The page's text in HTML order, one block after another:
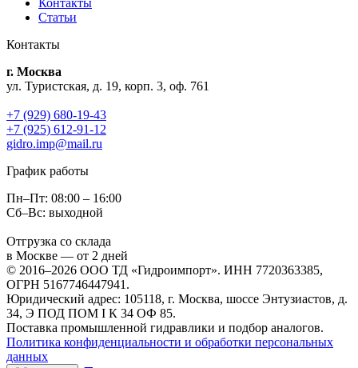
Контакты
Статьи
Контакты
г. Москва
ул. Туристская, д. 19, корп. 3, оф. 761
+7 (929) 680-19-43
+7 (925) 612-91-12
gidro.imp@mail.ru
График работы
Пн–Пт: 08:00 – 16:00
Сб–Вс: выходной
Отгрузка со склада
в Москве — от 2 дней
© 2016–2026 ООО ТД «Гидроимпорт». ИНН 7720363385,
ОГРН 5167746447941.
Юридический адрес: 105118, г. Москва, шоссе Энтузиастов, д.
34, Э ПОД ПОМ I К 34 ОФ 85.
Поставка промышленной гидравлики и подбор аналогов.
Политика конфиденциальности и обработки персональных
данных